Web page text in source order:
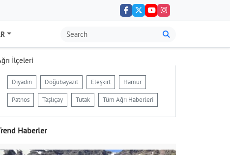
İlçeleri
Diyadin Doğubayazıt Eleşkirt Hamur
Patnos Taşlıçay Tutak Tüm Ağrı Haberleri
Haberler